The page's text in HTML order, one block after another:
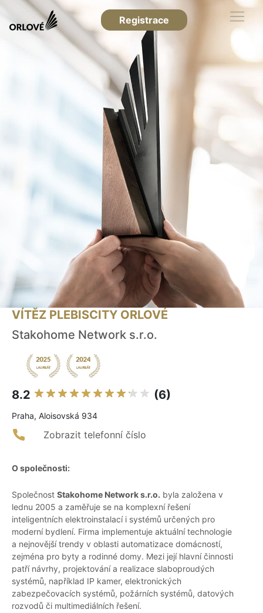
Registrace
VÍTĚZ PLEBISCITY ORLOVÉ
Stakohome Network s.r.o.
8.2 (6)
Praha, Aloisovská 934
Zobrazit telefonní číslo
O společnosti:
Společnost Stakohome Network s.r.o. byla založena v
lednu 2005 a zaměřuje se na komplexní řešení
inteligentních elektroinstalací i systémů určených pro
moderní bydlení. Firma implementuje aktuální technologie
a nejnovější trendy v oblasti automatizace domácností,
zejména pro byty a rodinné domy. Mezi její hlavní činnosti
patří návrhy, projektování a realizace slaboproudých
systémů, například IP kamer, elektronických
zabezpečovacích systémů, požárních systémů, datových
rozvodů či multimediálních řešení.